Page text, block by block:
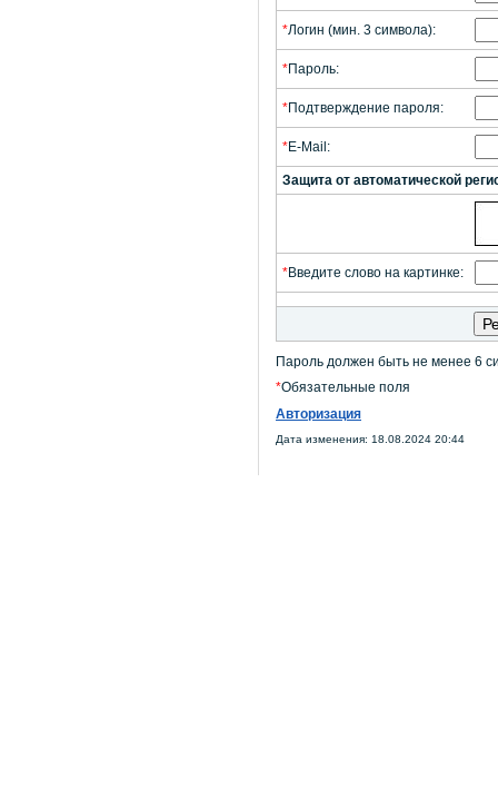
*Логин (мин. 3 символа):
*Пароль:
*Подтверждение пароля:
*E-Mail:
Защита от автоматической
*Введите слово на картинке:
Пароль должен быть не менее 6
*Обязательные поля
Авторизация
Дата изменения: 18.08.2024 20:44